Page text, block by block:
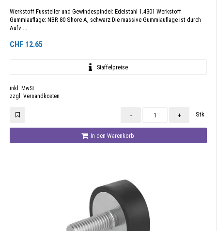
Werkstoff Fussteller und Gewindespindel: Edelstahl 1.4301 Werkstoff
Gummiauflage: NBR 80 Shore A, schwarz Die massive Gummiauflage ist durch
Aufv ...
CHF 12.65
Staffelpreise
inkl. MwSt
zzgl. Versandkosten
- + Stk
In den Warenkorb